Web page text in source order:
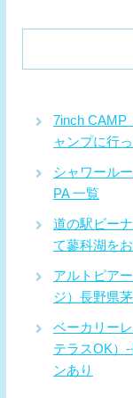
7inch CAMP
ャンプに行
シャワール
PA 一覧
道の駅ビー
て蓼科湖を
アルトピア
ジ）長野県
ベーカリー
テラスOK）
ンあり